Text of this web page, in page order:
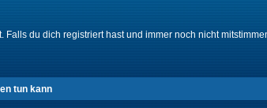
du dich registriert hast und immer noch nicht
tun kann